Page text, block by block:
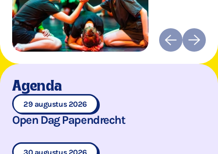
Agenda
29 augustus 2026
Open Dag Papendrecht